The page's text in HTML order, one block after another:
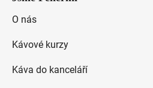
O nás
Kávové kurzy
Káva do kanceláří